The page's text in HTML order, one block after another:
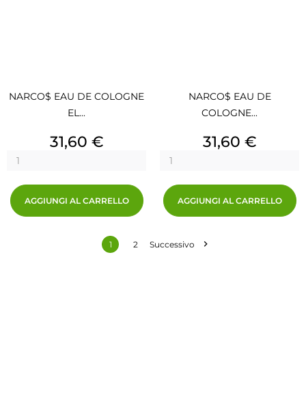
NARCO$ EAU DE COLOGNE
EL...
Prezzo
31,60 €
AGGIUNGI AL CARRELLO
NARCO$ EAU DE
COLOGNE...
Prezzo
31,60 €
AGGIUNGI AL CARRELLO
1 2 Successivo 